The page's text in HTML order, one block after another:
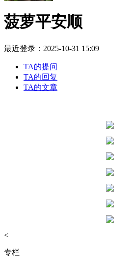
菠萝平安顺
最近登录：2025-10-31 15:09
TA的提问
TA的回复
TA的文章
<
专栏